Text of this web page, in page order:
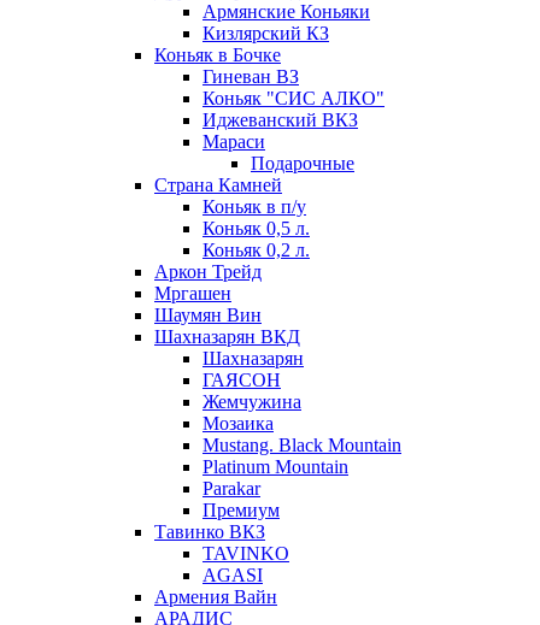
Армянские Коньяки
Кизлярский КЗ
Коньяк в Бочке
Гиневан ВЗ
Коньяк "СИС АЛКО"
Иджеванский ВКЗ
Мараси
Подарочные
Страна Камней
Коньяк в п/у
Коньяк 0,5 л.
Коньяк 0,2 л.
Аркон Трейд
Мргашен
Шаумян Вин
Шахназарян ВКД
Шахназарян
ГАЯСОН
Жемчужина
Мозаика
Mustang. Black Mountain
Platinum Mountain
Parakar
Премиум
Тавинко ВКЗ
TAVINKO
AGASI
Армения Вайн
АРАДИС